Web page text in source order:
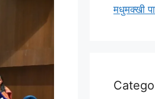
मधुमक्खी